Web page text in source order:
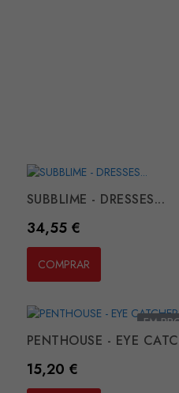
SUBBLIME - DRESSES...
Preço
34,55 €
COMPRAR
EM
PENTHOUSE - EYE
Preço
15,20 €